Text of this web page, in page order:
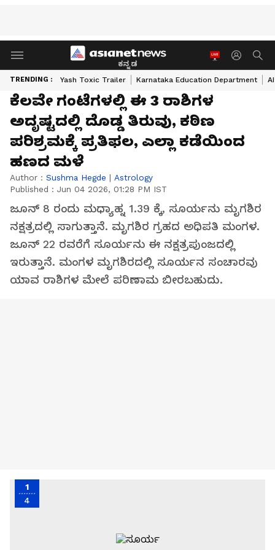
ಕನ್ನಡ
TRENDING : Yash Toxic Trailer Karnataka Education Department
ಕೆಲವೇ ಗಂಟೆಗಳಲ್ಲಿ ಈ 3 ರಾಶಿಗಳ
ಅದೃಷ್ಟದಲ್ಲಿ ದೊಡ್ಡ ತಿರುವು, ಕಠಿಣ
ಪರಿಶ್ರಮಕ್ಕೆ ಪ್ರತಿಫಲ, ಎಲ್ಲಾ ಕಡೆಯಿಂದ
ಹಣದ ಮಳೆ
Author : Sushma Hegde | Astrology
Published : Jun 04 2026, 01:28 PM IST
ಜೂನ್ 8 ರಂದು ಮಧ್ಯಾಹ್ನ 1.39 ಕ್ಕೆ, ಸೂರ್ಯನು ಮೃಗಶಿರ
ನಕ್ಷತ್ರದಲ್ಲಿ ಸಾಗುತ್ತಾನೆ. ಮೃಗಶಿರ ಗ್ರಹದ ಅಧಿಪತಿ ಮಂಗಳ.
ಜೂನ್ 22 ರವರೆಗೆ ಸೂರ್ಯನು ಈ ನಕ್ಷತ್ರಪುಂಜದಲ್ಲಿ
ಇರುತ್ತಾನೆ. ಮಂಗಳ ಮೃಗಶಿರದಲ್ಲಿ ಸೂರ್ಯನ ಸಂಚಾರವು
ಯಾವ ರಾಶಿಗಳ ಮೇಲೆ ಪರಿಣಾಮ ಬೀರಬಹುದು.
1
4